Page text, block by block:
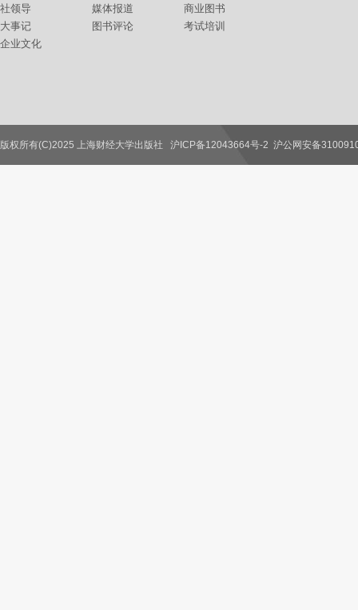
社领导
大事记
企业文化
媒体报道
图书评论
商业图书
考试培训
联系我们
版权所有(C)2025 上海财经大学出版社 沪ICP备12043664号-2 沪公网安备